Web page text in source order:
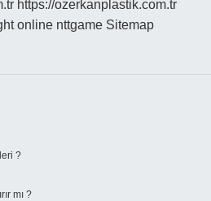
https://ozerkanplastik.com.tr
online nttgame Sitemap
?
mı ?